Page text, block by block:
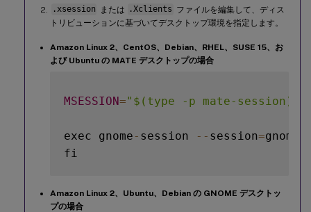
.xsession または .Xclients ファイルを編集して、ディス
トリビューションに基づいてデスクトップ環境を指定します。
Amazon Linux 2、CentOS、Debian、RHEL、SUSE 15、お
よび Ubuntu の MATE デスクトップの場合
MSESSION="$(type -p mate-session)"
exec gnome - session -- session=gnome
Amazon Linux 2、Ubuntu、Debian の GNOME デスクトッ
プの場合